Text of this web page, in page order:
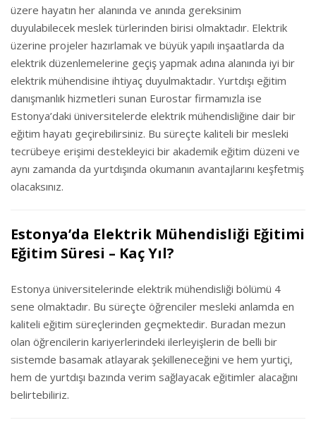
üzere hayatın her alanında ve anında gereksinim
duyulabilecek meslek türlerinden birisi olmaktadır. Elektrik
üzerine projeler hazırlamak ve büyük yapılı inşaatlarda da
elektrik düzenlemelerine geçiş yapmak adına alanında iyi bir
elektrik mühendisine ihtiyaç duyulmaktadır. Yurtdışı eğitim
danışmanlık hizmetleri sunan Eurostar firmamızla ise
Estonya’daki üniversitelerde elektrik mühendisliğine dair bir
eğitim hayatı geçirebilirsiniz. Bu süreçte kaliteli bir mesleki
tecrübeye erişimi destekleyici bir akademik eğitim düzeni ve
aynı zamanda da yurtdışında okumanın avantajlarını keşfetmiş
olacaksınız.
Estonya’da Elektrik Mühendisliği Eğitimi
Eğitim Süresi – Kaç Yıl?
Estonya üniversitelerinde elektrik mühendisliği bölümü 4
sene olmaktadır. Bu süreçte öğrenciler mesleki anlamda en
kaliteli eğitim süreçlerinden geçmektedir. Buradan mezun
olan öğrencilerin kariyerlerindeki ilerleyişlerin de belli bir
sistemde basamak atlayarak şekilleneceğini ve hem yurtiçi,
hem de yurtdışı bazında verim sağlayacak eğitimler alacağını
belirtebiliriz.